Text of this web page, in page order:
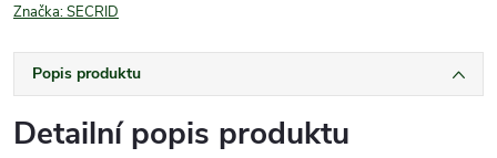
Značka:SECRID
Popis produktu
Detailní popis produktu